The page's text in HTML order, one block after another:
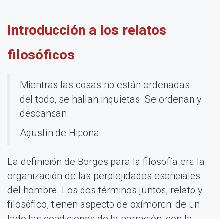
Introducción a los relatos
filosóficos
Mientras las cosas no están ordenadas
del todo, se hallan inquietas. Se ordenan y
descansan.
Agustín de Hipona
La definición de Borges para la filosofía era la
organización de las perplejidades esenciales
del hombre. Los dos términos juntos, relato y
filosófico, tienen aspecto de oxímoron: de un